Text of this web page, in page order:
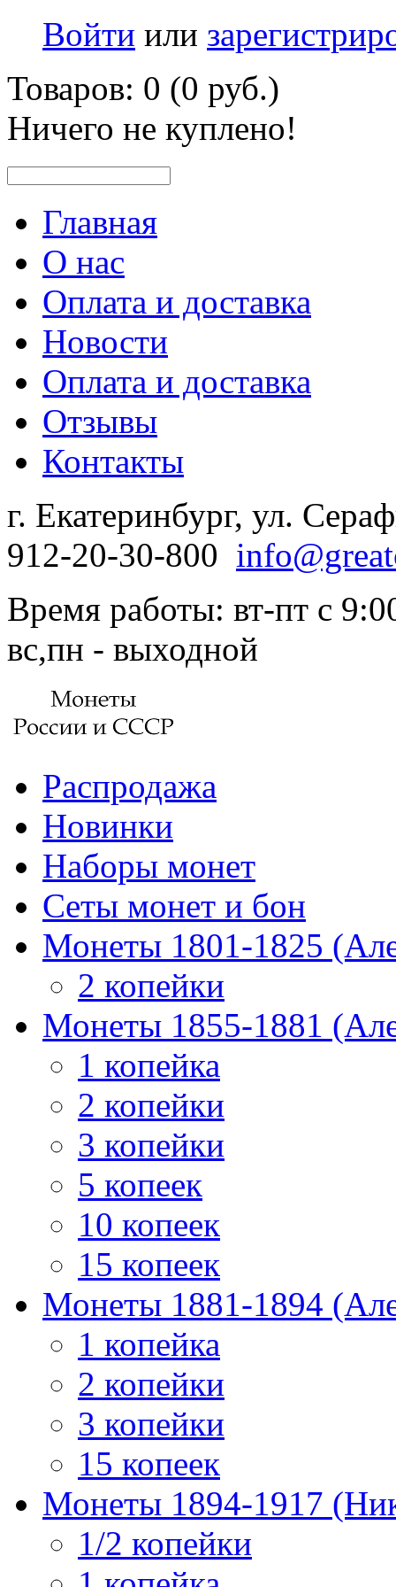
Войти или
Товаров: 0 (0 руб.)
Ничего не куплено!
Главная
О нас
Оплата и доставка
Новости
Оплата и доставка
Отзывы
Контакты
г. Екатеринбург, ул.
912-20-30-800
Время работы: вт-пт с
вс,пн - выходной
Распродажа
Новинки
Наборы монет
Сеты монет и бон
Монеты 1801-1825
2 копейки
Монеты 1855-1881
1 копейка
2 копейки
3 копейки
5 копеек
10 копеек
15 копеек
Монеты 1881-1894
1 копейка
2 копейки
3 копейки
15 копеек
Монеты 1894-1917
1/2 копейки